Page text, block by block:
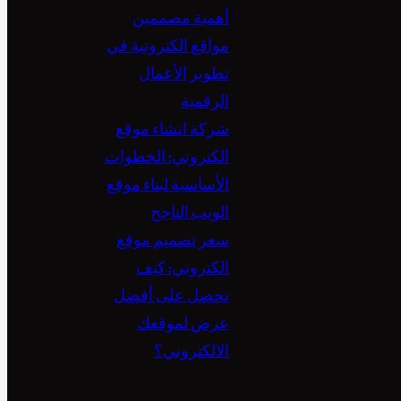
أهمية مصممين
مواقع الكترونية في
تطوير الأعمال
الرقمية
شركة انشاء موقع
الكتروني: الخطوات
الأساسية لبناء موقع
الويب الناجح
سعر تصميم موقع
الكتروني: كيف
تحصل على أفضل
عرض لموقعك
الالكتروني؟